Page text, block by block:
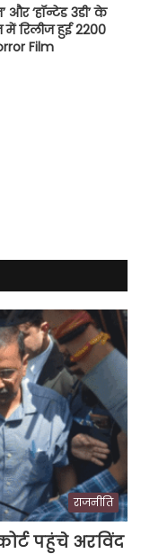
और ‘हॉन्टेड 3डी’ के
में रिलीज हुई 2200
Film
राजनीति
पहुंचे अरविंद